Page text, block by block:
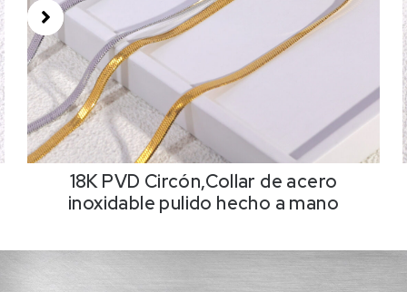
18K PVD Circón,Collar de acero
inoxidable pulido hecho a mano